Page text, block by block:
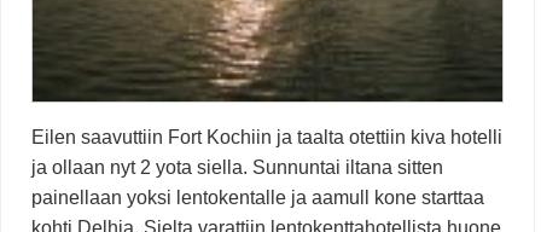
Eilen saavuttiin Fort Kochiin ja taalta otettiin kiva hotelli
ja ollaan nyt 2 yota siella. Sunnuntai iltana sitten
painellaan yoksi lentokentalle ja aamull kone starttaa